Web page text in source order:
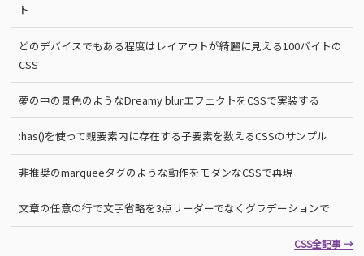
ト
どのデバイスでもある程度はレイアウトが綺麗に見える100バイトの
CSS
夢の中の景色のようなDreamy blurエフェクトをCSSで実装する
:has()を使って親要素内に存在する子要素を数えるCSSのサンプル
非推奨のmarqueeタグのような動作をモダンなCSSで再現
文章の任意の行で文字省略を3点リーダーでなくグラデーションで
CSS全記事 →